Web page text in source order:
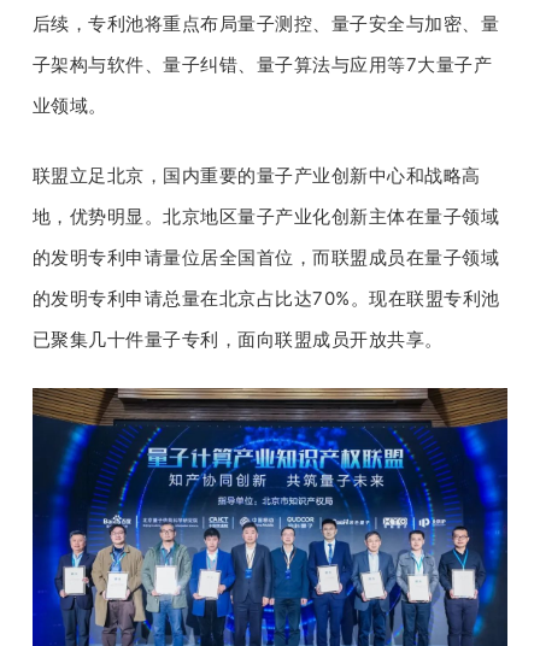
后续，专利池将重点布局量子测控、量子安全与加密、量
子架构与软件、量子纠错、量子算法与应用等7大量子产
业领域。
联盟立足北京，国内重要的量子产业创新中心和战略高
地，优势明显。北京地区量子产业化创新主体在量子领域
的发明专利申请量位居全国首位，而联盟成员在量子领域
的发明专利申请总量在北京占比达70%。现在联盟专利池
已聚集几十件量子专利，面向联盟成员开放共享。